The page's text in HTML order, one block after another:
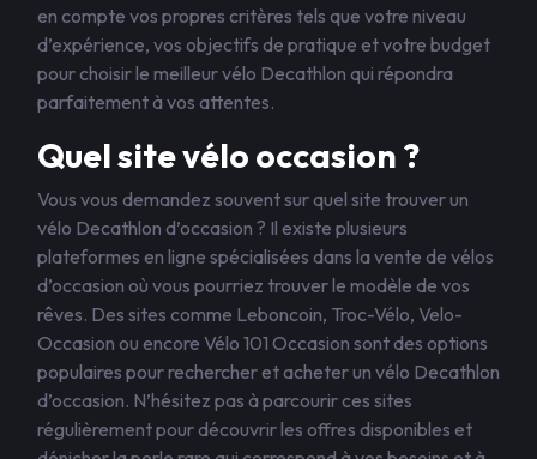
en compte vos propres critères tels que votre niveau
d’expérience, vos objectifs de pratique et votre budget
pour choisir le meilleur vélo Decathlon qui répondra
parfaitement à vos attentes.
Quel site vélo occasion ?
Vous vous demandez souvent sur quel site trouver un
vélo Decathlon d’occasion ? Il existe plusieurs
plateformes en ligne spécialisées dans la vente de vélos
d’occasion où vous pourriez trouver le modèle de vos
rêves. Des sites comme Leboncoin, Troc-Vélo, Velo-
Occasion ou encore Vélo 101 Occasion sont des options
populaires pour rechercher et acheter un vélo Decathlon
d’occasion. N’hésitez pas à parcourir ces sites
régulièrement pour découvrir les offres disponibles et